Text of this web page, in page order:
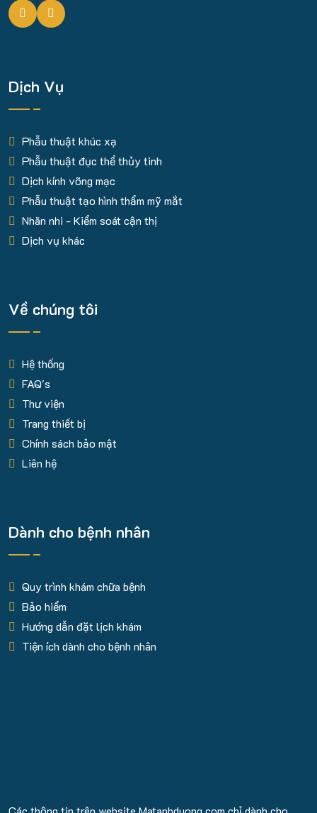
Dịch Vụ
Phẫu thuật khúc xạ
Phẫu thuật đục thể thủy tinh
Dịch kính võng mạc
Phẫu thuật tạo hình thẩm mỹ mắt
Nhãn nhi - Kiểm soát cận thị
Dịch vụ khác
Về chúng tôi
Hệ thống
FAQ's
Thư viện
Trang thiết bị
Chính sách bảo mật
Liên hệ
Dành cho bệnh nhân
Quy trình khám chữa bệnh
Bảo hiểm
Hướng dẫn đặt lịch khám
Tiện ích dành cho bệnh nhân